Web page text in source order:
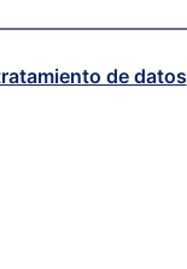
de datos